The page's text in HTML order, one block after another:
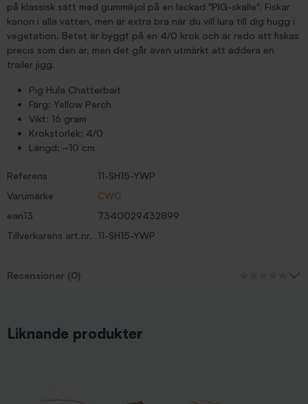
på klassisk sätt med gummikjol på en lackad "PIG-skalle". Fiskar
kanon i alla vatten, men är extra bra när du vill lura till dig hugg i
vegetation. Betet är byggt på en 4/0 krok och är redo att fiskas
precis som den är, men det går även utmärkt att addera en
trailer jigg.
Pig Hula Chatterbait
Färg: Yellow Perch
Vikt: 16 gram
Krokstorlek: 4/0
Längd: ~10 cm
Referens
11-SH15-YWP
Varumärke
CWC
ean13
7340029432899
Tillverkarens art.nr. 11-SH15-YWP
Recensioner (0)
Liknande produkter